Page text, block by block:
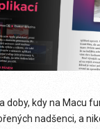
doby, kdy na Macu
nadšenci, a